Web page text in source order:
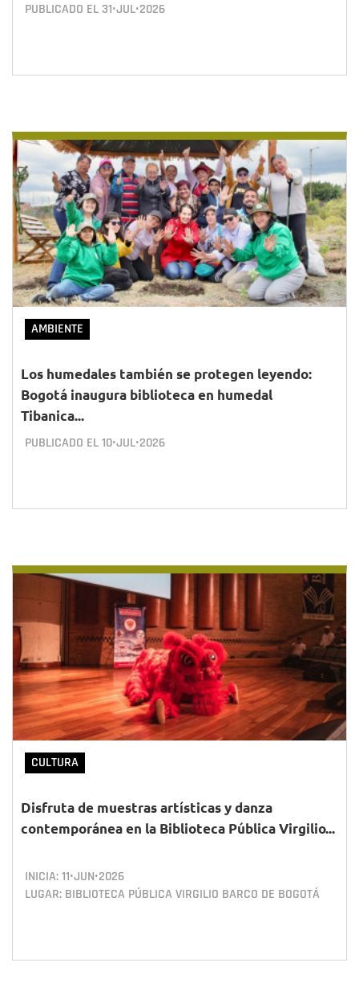
PUBLICADO EL 31•JUL•2026
AMBIENTE
Los humedales también se protegen leyendo:
Bogotá inaugura biblioteca en humedal
Tibanica...
PUBLICADO EL10•JUL•2026
CULTURA
Disfruta de muestras artísticas y danza
contemporánea en la Biblioteca Pública Virgilio...
INICIA:11•JUN•2026
LUGAR: BIBLIOTECA PÚBLICA VIRGILIO BARCO DE BOGOTÁ